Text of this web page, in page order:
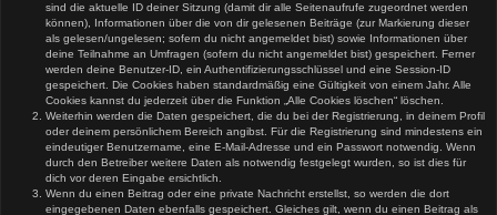
sind die aktuelle ID deiner Sitzung (damit dir alle Seitenaufrufe zugeordnet werden
können), Informationen über die von dir gelesenen Beiträge (zur Markierung dieser
als gelesen/ungelesen; sofern du nicht angemeldet bist) sowie Informationen über
deine Teilnahme an Umfragen (sofern du nicht angemeldet bist) gespeichert. Ferner
werden deine Benutzer-ID, ein Authentifizierungsschlüssel und eine Session-ID
gespeichert. Die Cookies haben standardmäßig eine Gültigkeit von einem Jahr. Alle
Cookies kannst du jederzeit über die Funktion „Alle Cookies löschen“ löschen.
Weiterhin werden die Daten gespeichert, die du bei der Registrierung, in deinem Profil
oder deinem persönlichem Bereich angibst. Für die Registrierung sind mindestens ein
eindeutiger Benutzername, eine E-Mail-Adresse und ein Passwort notwendig. Wenn
durch den Betreiber weitere Daten als notwendig festgelegt wurden, so ist dies für
dich vor deren Eingabe ersichtlich.
Wenn du einen Beitrag oder eine private Nachricht erstellst, so werden die dort
eingegebenen Daten ebenfalls gespeichert. Gleiches gilt, wenn du einen Beitrag als